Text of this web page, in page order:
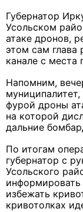
Губернатор
Усольском
атаке дронов,
этом сам глава
канале с места
Напомним,
фурой дроны
на которой
дальние
По итогам
губернатор с
Усольского
избежать
кривотолках